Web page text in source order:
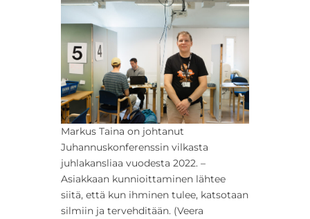
Markus Taina on johtanut
Juhannuskonferenssin vilkasta
juhlakansliaa vuodesta 2022. –
Asiakkaan kunnioittaminen lähtee
siitä, että kun ihminen tulee, katsotaan
silmiin ja tervehditään. (Veera